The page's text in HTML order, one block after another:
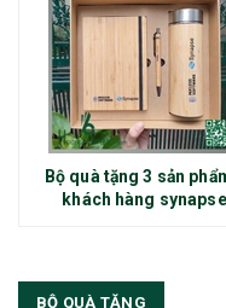
Bộ quà tặng 3 sản
khách hàng synapse
BỘ QUÀ TẶNG